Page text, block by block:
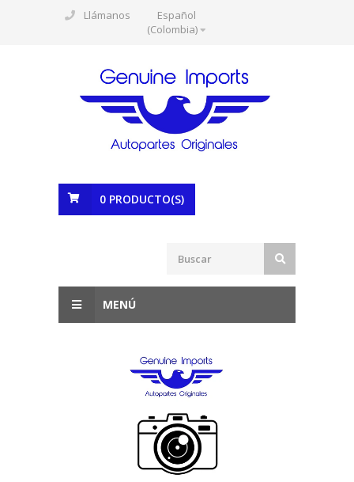
Llámanos
Español
(Colombia)
0 PRODUCTO(S)
MENÚ